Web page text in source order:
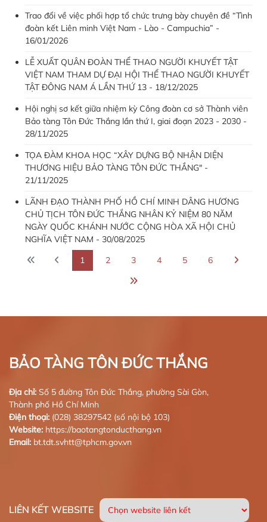
Trao đổi về việc phối hợp tổ chức trưng bày chuyên đề “Tình
đoàn kết Liên minh Việt Nam - Lào - Campuchia” -
16/01/2026
LỄ XUẤT QUÂN ĐOÀN THỂ THAO NGƯỜI KHUYẾT TẬT
VIỆT NAM THAM DỰ ĐẠI HỘI THỂ THAO NGƯỜI KHUYẾT
TẬT ĐÔNG NAM Á LẦN THỨ 13 - 18/12/2025
Hội nghị sơ kết giữa nhiệm kỳ Công đoàn cơ sở Thành viên
Bảo tàng Tôn Đức Thắng lần thứ I, giai đoạn 2023 - 2030 -
28/11/2025
TỌA ĐÀM KHOA HỌC “XÂY DỰNG BỘ NHẬN DIỆN
THƯƠNG HIỆU BẢO TÀNG TÔN ĐỨC THẮNG" -
21/11/2025
LÃNH ĐẠO THÀNH PHỐ HỒ CHÍ MINH DÂNG HƯƠNG
CHỦ TỊCH TÔN ĐỨC THẮNG NHÂN KỶ NIỆM 80 NĂM
NGÀY QUỐC KHÁNH NƯỚC CỘNG HÒA XÃ HỘI CHỦ
NGHĨA VIỆT NAM - 30/08/2025
1
2 3 4 5 6
BẢO TÀNG TÔN ĐỨC THẮNG
Địa chỉ: Số 5 đường Tôn Đức Thắng, phường Sài Gòn,
Thành phố Hồ Chí Minh
Điện thoại: (028) 38297542 (số nội bộ 103)
Website: https://baotangtonducthang.vn
Email: bt.tdt.svhtt@tphcm.gov.vn
LIÊN KẾT WEBSITE